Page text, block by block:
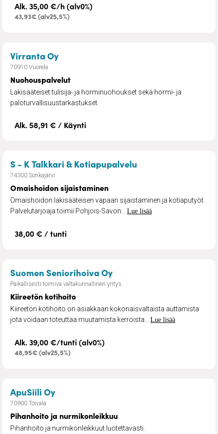
Alk. 35,00 €/h (alv0%)
43,93€ (alv25,5%)
Virranta Oy– Nuohouspalvelut
70910 Vuorela
Nuohouspalvelut
Lakisääteiset tulisija- ja horminuohoukset sekä hormi- ja
paloturvallisuustarkastukset.
Alk. 58,91 € / Käynti
S - K Talkkari & Kotiapupalvelu
74300 Sonkajärvi
Omaishoidon sijaistaminen
Omaishoidon lakisääteisen vapaan sijaistaminen ja kotiaputyöt.
Palvelutarjoaja toimii Pohjois-Savon... Lue lisää
38,00 € / tunti
Suomen Seniorihoiva Oy– Kiireetön kotihoito
Paikallisesti toimiva valtakunnallinen yritys
Kiireetön kotihoito
Kiireetön kotihoito on asiakkaan kokonaisvaltaista auttamista
jota voidaan toteuttaa muutamista kerroista... Lue lisää
Alk. 39,00 €/tunti (alv0%)
48,95€ (alv25,5%)
ApuSiili Oy– Pihanhoito ja nurmikonleikkuu
70900 Toivala
Pihanhoito ja nurmikonleikkuu
Pihanhoito ja nurmikonleikkuut luotettavasti.